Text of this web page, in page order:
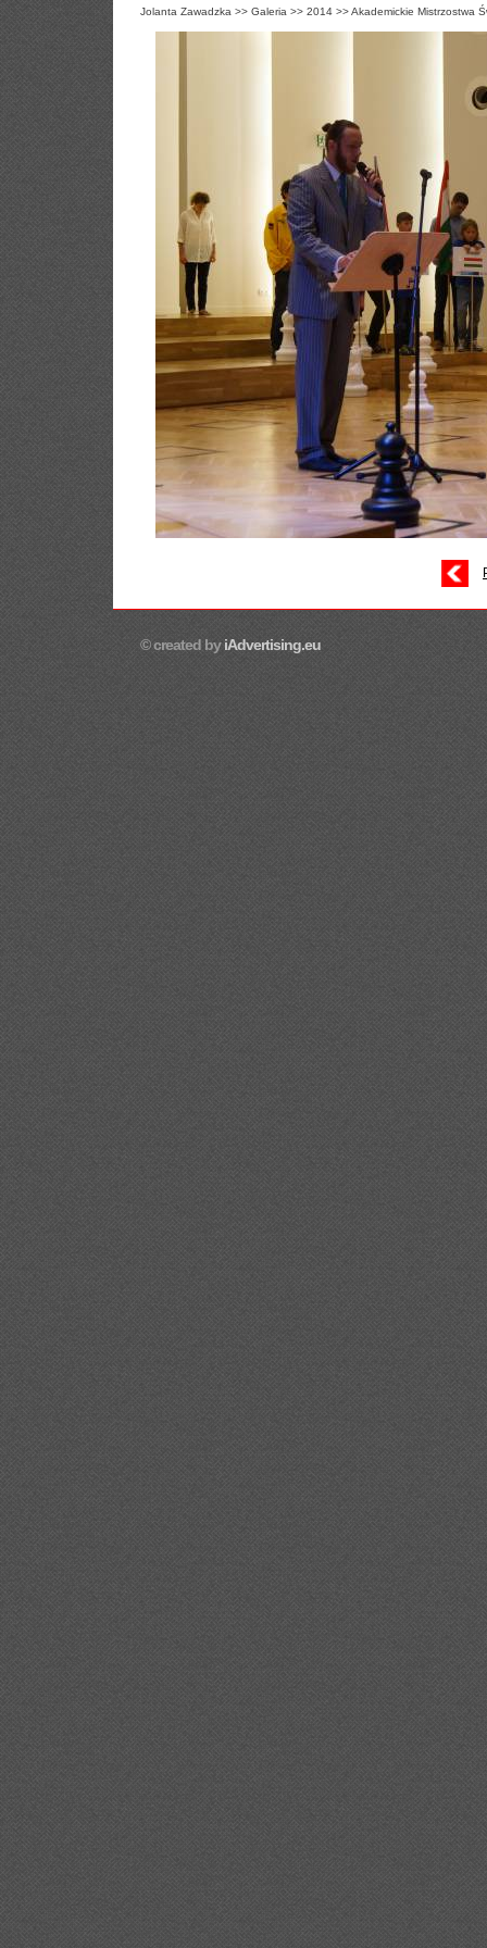
Jolanta Zawadzka >> Galeria >> 2014 >>Akademickie Mistrzostwa
© created byiAdvertising.eu